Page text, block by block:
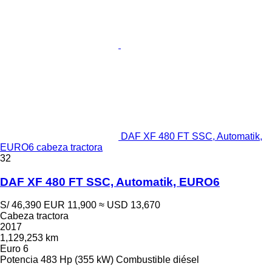
DAF XF 480 FT SSC, Automatik,
EURO6 cabeza tractora
32
DAF XF 480 FT SSC, Automatik, EURO6
S/ 46,390 EUR 11,900 ≈ USD 13,670
Cabeza tractora
2017
1,129,253 km
Euro 6
Potencia 483 Hp (355 kW) Combustible diésel